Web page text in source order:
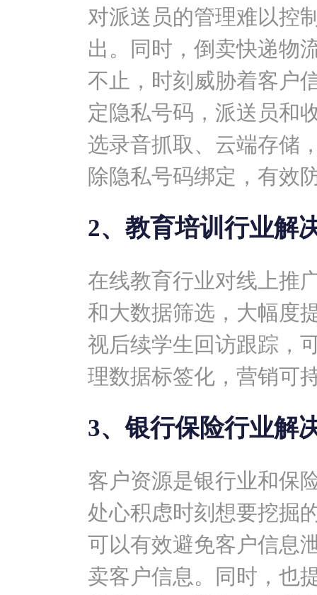
对派送员的管理难以控
出。同时，倒卖快递物
不止，时刻威胁着客户
定隐私号码，派送员和
选录音抓取、云端存储
除隐私号码绑定，有效
2、教育培训行业解
在线教育行业对线上推
和大数据筛选，大幅度
视后续学生回访跟踪，
理数据标签化，营销可
3、银行保险行业解
客户资源是银行业和保
处心积虑时刻想要挖掘
可以有效避免客户信息
卖客户信息。同时，也